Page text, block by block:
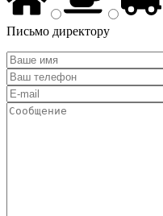
Письмо директору